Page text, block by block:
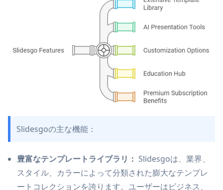
Slidesgoの主な機能：
豊富なテンプレートライブラリ： Slidesgoは、業界、
スタイル、カラーによって分類された膨大なテンプレ
ートコレクションを誇ります。ユーザーはビジネス、